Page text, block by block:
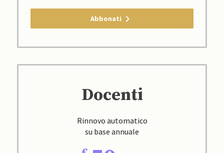
Abbonati
Docenti
Rinnovo automatico
su base annuale